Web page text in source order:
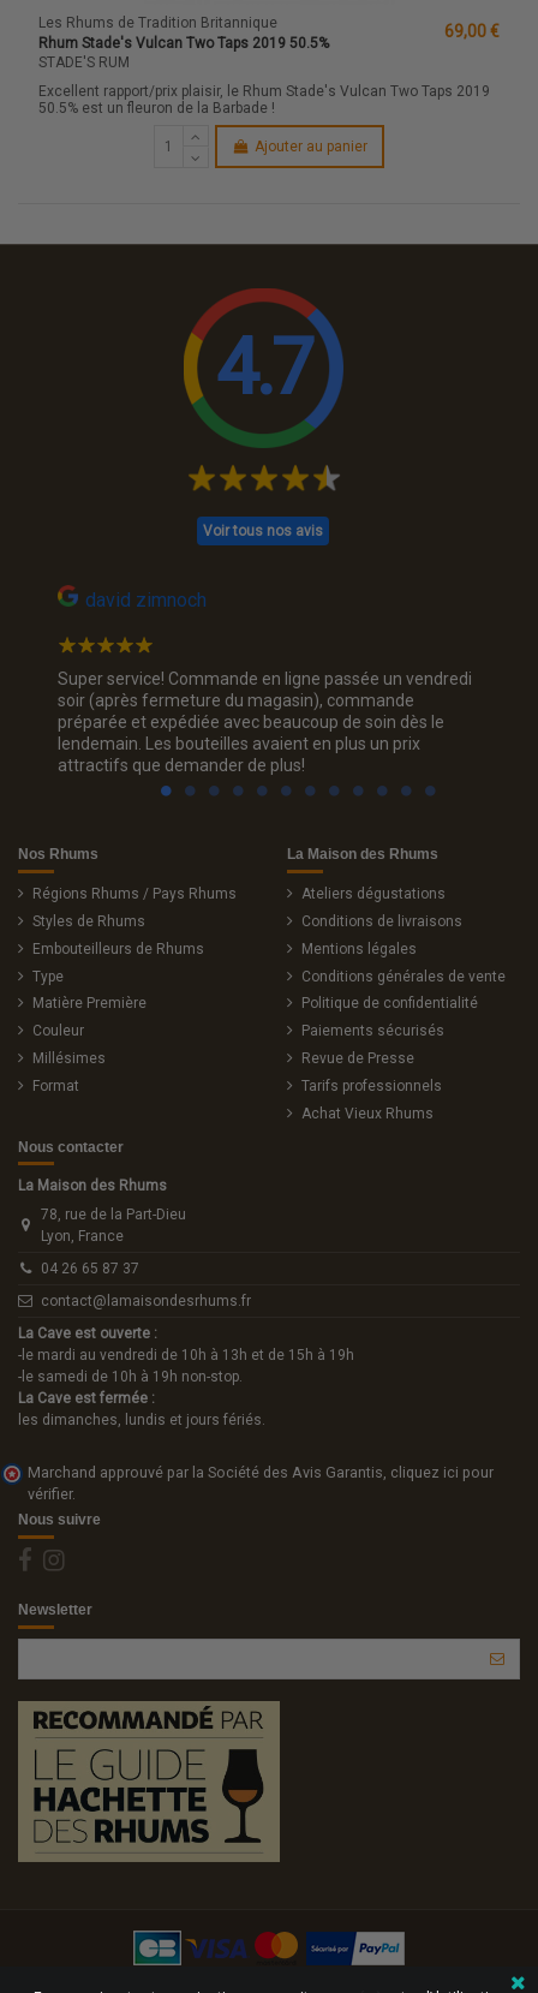
Les Rhums de Tradition Britannique
Rhum Stade's Vulcan Two Taps 2019 50.5%
STADE'S RUM
69,00 €
Excellent rapport/prix plaisir, le Rhum Stade's Vulcan Two Taps 2019
50.5% est un fleuron de la Barbade !
Ajouter au panier
4.7
Voir tous nos avis
david zimnoch
Super service! Commande en ligne passée un vendredi
soir (après fermeture du magasin), commande
préparée et expédiée avec beaucoup de soin dès le
lendemain. Les bouteilles avaient en plus un prix
attractifs que demander de plus!
Nos Rhums
Régions Rhums / Pays Rhums
Styles de Rhums
Embouteilleurs de Rhums
Type
Matière Première
Couleur
Millésimes
Format
La Maison des Rhums
Ateliers dégustations
Conditions de livraisons
Mentions légales
Conditions générales de vente
Politique de confidentialité
Paiements sécurisés
Revue de Presse
Tarifs professionnels
Achat Vieux Rhums
Nous contacter
La Maison des Rhums
78, rue de la Part-Dieu
Lyon, France
04 26 65 87 37
contact@lamaisondesrhums.fr
La Cave est ouverte :
-le mardi au vendredi de 10h à 13h et de 15h à 19h
-le samedi de 10h à 19h non-stop.
La Cave est fermée :
les dimanches, lundis et jours fériés.
Marchand approuvé par la Société des Avis Garantis, cliquez ici pour
vérifier.
Nous suivre
Newsletter